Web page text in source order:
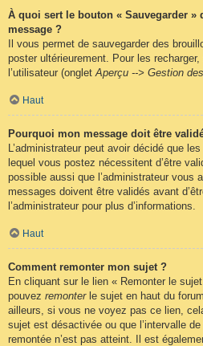
À quoi sert le bouton « Sauvegarder »
message ?
Il vous permet de sauvegarder des
poster ultérieurement. Pour les
l’utilisateur (ongletAperçu --> Gestion
Haut
Pourquoi mon message doit être
L’administrateur peut avoir décidé que
lequel vous postez nécessitent d’être
possible aussi que l’administrateur vous
messages doivent être validés avant
l’administrateur pour plus d’informations.
Haut
Comment remonter mon sujet ?
En cliquant sur le lien « Remonter le
pouvez remonterle sujet en haut du
ailleurs, si vous ne voyez pas ce lien,
sujet est désactivée ou que l’intervalle
remontée n’est pas atteint. Il est